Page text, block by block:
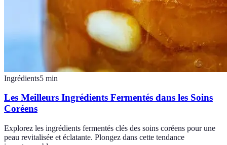
Ingrédients5 min
Les Meilleurs Ingrédients Fermentés dans les Soins
Coréens
Explorez les ingrédients fermentés clés des soins coréens pour une
peau revitalisée et éclatante. Plongez dans cette tendance